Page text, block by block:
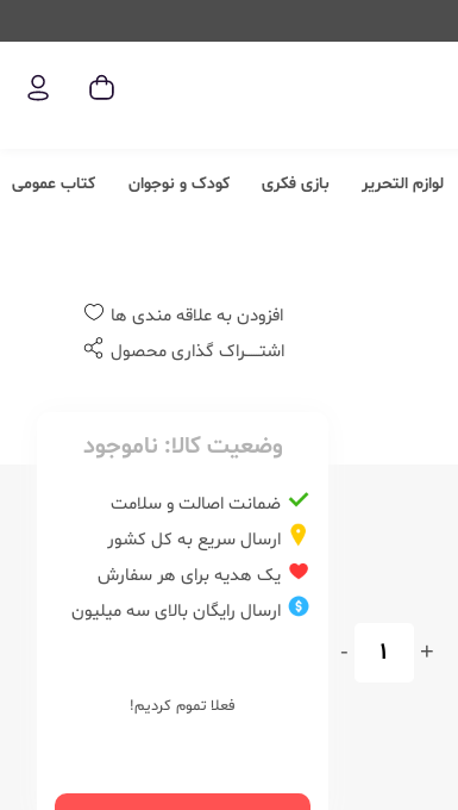
لوازم التحریر بازی فکری کودک و نوجوان کتاب عمومی
+
-
افزودن به علاقه مندی ها
اشتــــــراک گذاری محصول
وضعیت کالا: ناموجود
ضمانت اصالت و سلامت
ارسال سریع به کل کشور
یک هدیه برای هر سفارش
ارسال رایگان بالای سه میلیون
فعلا تموم کردیم!